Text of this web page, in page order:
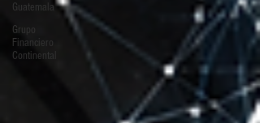
Guatemala
Grupo
Financiero
Continental